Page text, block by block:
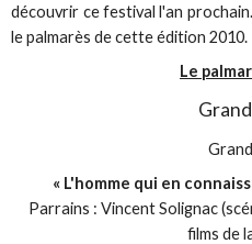
découvrir ce festival l'an
le palmarès de cette édition 2010.
Le
« L'homme qui en
Parrains : Vincent Solignac
films de